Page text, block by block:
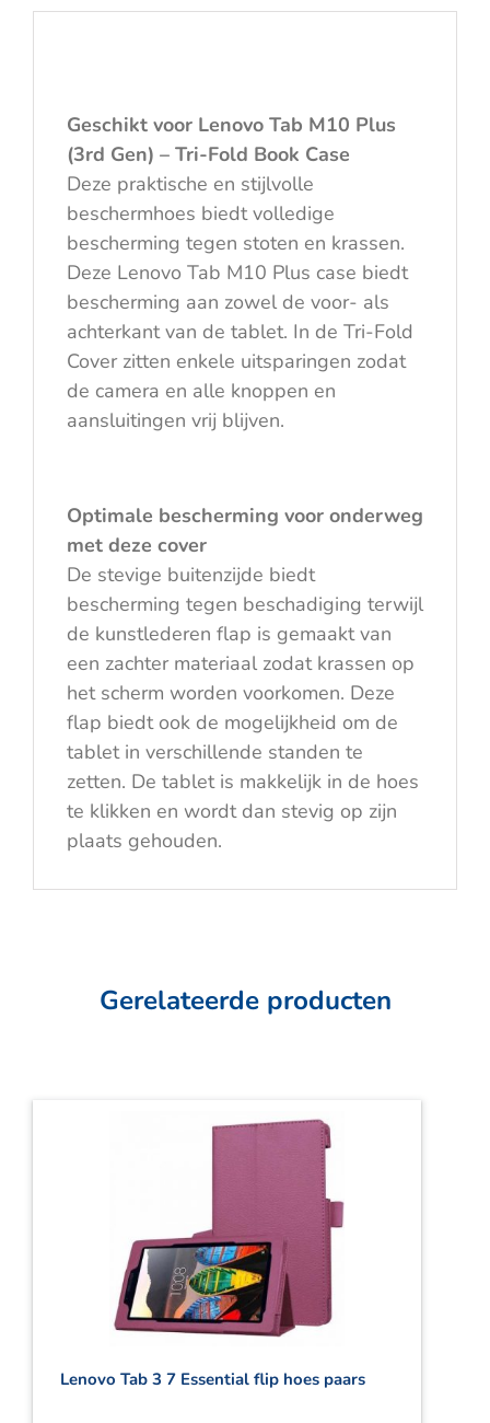
Geschikt voor Lenovo Tab M10 Plus
(3rd Gen) – Tri-Fold Book Case
Deze praktische en stijlvolle
beschermhoes biedt volledige
bescherming tegen stoten en krassen.
Deze Lenovo Tab M10 Plus case biedt
bescherming aan zowel de voor- als
achterkant van de tablet. In de Tri-Fold
Cover zitten enkele uitsparingen zodat
de camera en alle knoppen en
aansluitingen vrij blijven.
Optimale bescherming voor onderweg
met deze cover
De stevige buitenzijde biedt
bescherming tegen beschadiging terwijl
de kunstlederen flap is gemaakt van
een zachter materiaal zodat krassen op
het scherm worden voorkomen. Deze
flap biedt ook de mogelijkheid om de
tablet in verschillende standen te
zetten. De tablet is makkelijk in de hoes
te klikken en wordt dan stevig op zijn
plaats gehouden.
Gerelateerde producten
Lenovo Tab 3 7 Essential flip hoes paars